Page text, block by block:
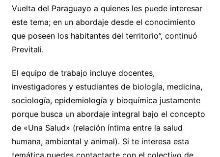
Vuelta del Paraguayo a quienes les puede interesar
este tema; en un abordaje desde el conocimiento
que poseen los habitantes del territorio”, continuó
Previtali.
El equipo de trabajo incluye docentes,
investigadores y estudiantes de biología, medicina,
sociología, epidemiología y bioquímica justamente
porque busca un abordaje integral bajo el concepto
de «Una Salud» (relación íntima entre la salud
humana, ambiental y animal). Si te interesa esta
temática puedes contactarte con el colectivo de